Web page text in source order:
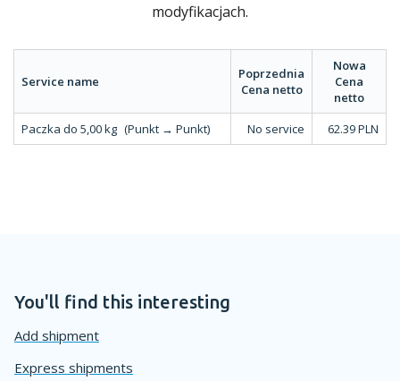
modyfikacjach.
Service name
Poprzednia
Cena netto
Nowa
Cena
netto
Paczka do 5,00 kg (Punkt → Punkt) No service 62.39 PLN
You'll find this interesting
Add shipment
Express shipments